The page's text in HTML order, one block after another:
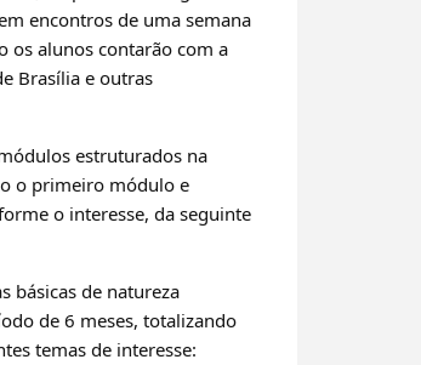
encontros de uma semana
os alunos contarão com a
Brasília e outras
estruturados na
o primeiro módulo e
o interesse, da seguinte
básicas de natureza
de 6 meses, totalizando
temas de interesse: